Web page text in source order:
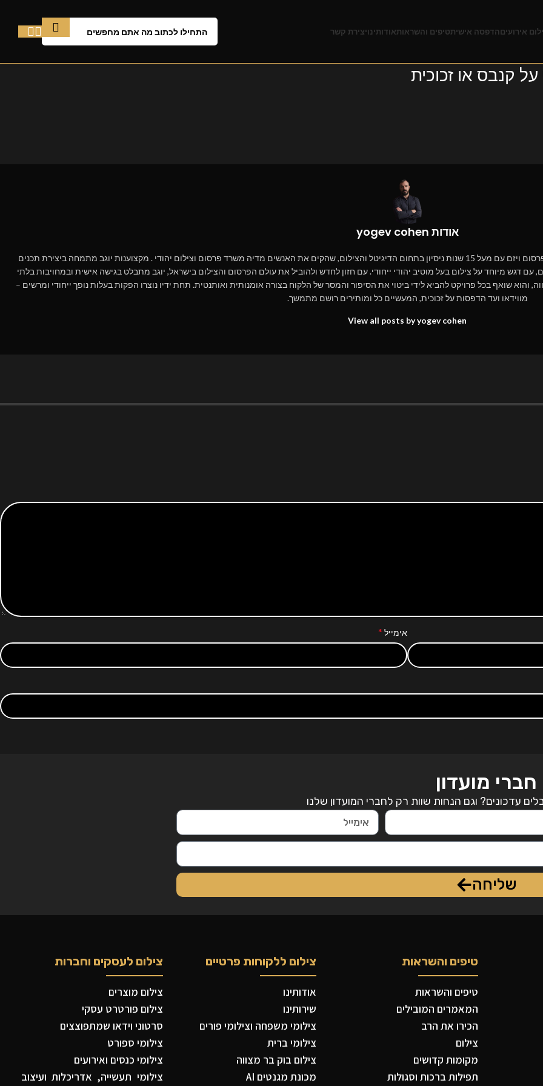
אירועיםהדפסה אישיתטיפים והשראותאודותינויצירת קשר
קנבס או זכוכית
אודות yogev cohen
יוגב כהן – מומחה לפרסום דיגיטלי וצילום ייחודי יוגב כהן, בן 38, הוא איש פרסום ויזם עם מעל 15 שנות ניסיון בתחום הדיגיטל והצילום, שהקים את האנשים מדיה משרד פרסום וצילום יהודי . מקצוענות יוגב מתמחה ביצירת תכנים
עם דגש מיוחד על צילום בעל מוטיב יהודי ייחודי. עם חזון לחדש ולהוביל את עולם הפרסום והצילום בישראל, יוגב מתבלט בגישה אישית ובמחויבות בלתי
והוא שואף בכל פרויקט להביא לידי ביטוי את הסיפור והמסר של הלקוח בצורה אומנותית ואותנטית. תחת ידיו נוצרו הפקות בעלות נופך ייחודי ומרשים –
מווידאו ועד הדפסות על זכוכית, המעשיים כל ומותירים רושם מתמשך.
View all posts by yogev cohen
אימייל *
חברי מועדון
עדכונים? וגם הנחות שוות רק לחברי המועדון שלנו
שליחה
טיפים והשראות
טיפים והשראות
המאמרים המובילים
הכירו את הרב
צילום
מקומות קדושים
תפילות ברכות וסגולות
צילום ללקוחות פרטיים
אודותינו
שירותינו
צילומי משפחה וצילומי פורים
צילומי ברית
צילום בוק בר מצווה
מכונת מגנטים AI
צילום לעסקים וחברות
צילום מוצרים
צילום פורטרט עסקי
סרטוני וידאו שמתפוצצים
צילומי ספורט
צילומי כנסים ואירועים
צילומי תעשייה, אדריכלות ועיצוב